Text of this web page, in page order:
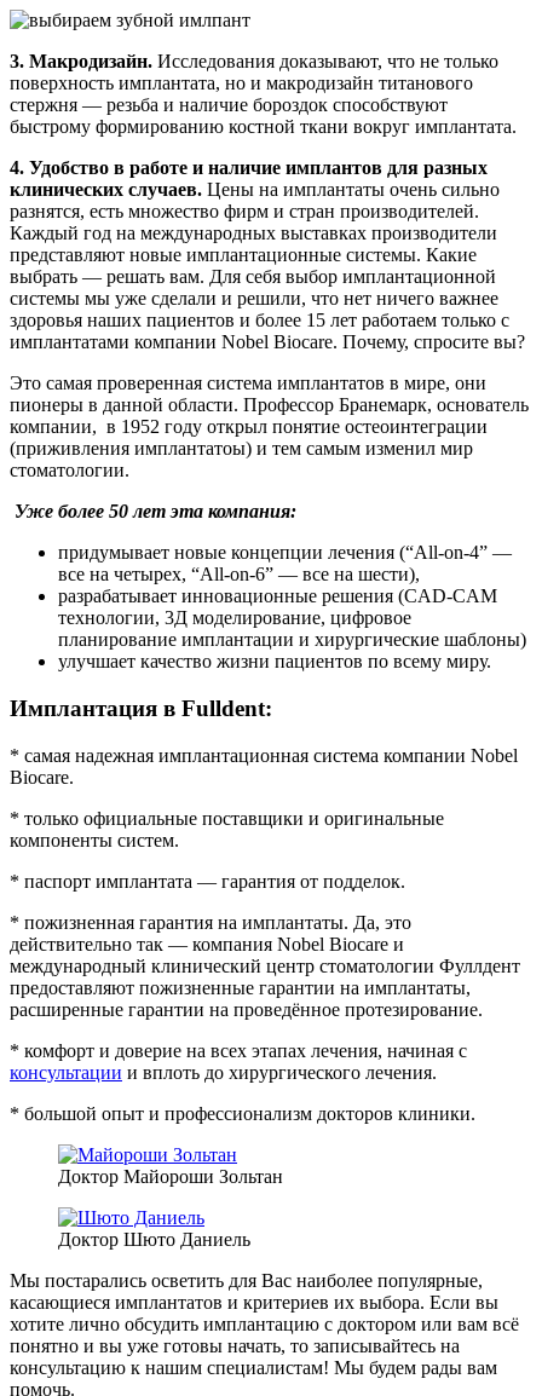
3. Макродизайн. Исследования доказывают, что не только
поверхность имплантата, но и макродизайн титанового
стержня — резьба и наличие бороздок способствуют
быстрому формированию костной ткани вокруг имплантата.
4. Удобство в работе и наличие имплантов для разных
клинических случаев. Цены на имплантаты очень сильно
разнятся, есть множество фирм и стран производителей.
Каждый год на международных выставках производители
представляют новые имплантационные системы. Какие
выбрать — решать вам. Для себя выбор имплантационной
системы мы уже сделали и решили, что нет ничего важнее
здоровья наших пациентов и более 15 лет работаем только с
имплантатами компании Nobel Biocare. Почему, спросите вы?
Это самая проверенная система имплантатов в мире, они
пионеры в данной области. Профессор Бранемарк, основатель
компании, в 1952 году открыл понятие остеоинтеграции
(приживления имплантатоы) и тем самым изменил мир
стоматологии.
Уже более 50 лет эта компания:
придумывает новые концепции лечения (“All-on-4” —
все на четырех, “All-on-6” — все на шести),
разрабатывает инновационные решения (CAD-CAM
технологии, 3Д моделирование, цифровое
планирование имплантации и хирургические шаблоны)
улучшает качество жизни пациентов по всему миру.
Имплантация в Fulldent:
* самая надежная имплантационная система компании Nobel
Biocare.
* только официальные поставщики и оригинальные
компоненты систем.
* паспорт имплантата — гарантия от подделок.
* пожизненная гарантия на имплантаты. Да, это
действительно так — компания Nobel Biocare и
международный клинический центр стоматологии Фуллдент
предоставляют пожизненные гарантии на имплантаты,
расширенные гарантии на проведённое протезирование.
* комфорт и доверие на всех этапах лечения, начиная с
консультации и вплоть до хирургического лечения.
* большой опыт и профессионализм докторов клиники.
Доктор Майороши Зольтан
Доктор Шюто Даниель
Мы постарались осветить для Вас наиболее популярные,
касающиеся имплантатов и критериев их выбора. Если вы
хотите лично обсудить имплантацию с доктором или вам всё
понятно и вы уже готовы начать, то записывайтесь на
консультацию к нашим специалистам! Мы будем рады вам
помочь.